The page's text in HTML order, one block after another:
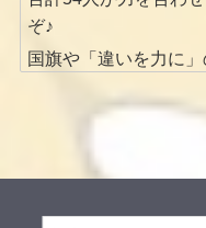
ぞ♪
国旗や「違いを力に
みんなで一つの作品
考える力・協力する
や言葉の違いを超え